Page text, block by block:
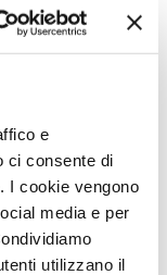
e
ci consente di
I cookie vengono
media e per
utilizzano il
anche nota come
Trust si è esteso.
oltre al Zero